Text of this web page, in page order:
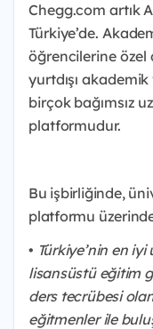
Chegg.com artık
Türkiye’de.
öğrencilerine özel
yurtdışı
birçok bağımsız
platformudur.
Bu işbirliğinde,
platformu
• Türkiye’nin en
lisansüstü eğitim
ders tecrübesi
eğitmenler ile